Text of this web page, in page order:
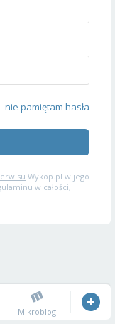
nie pamiętam hasła
Wykop.pl w jego
w całości,
Mikroblog